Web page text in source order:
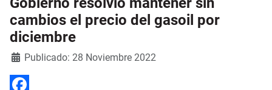
cambios el precio del gasoil por
diciembre
DetallesPublicado: 28 Noviembre 2022